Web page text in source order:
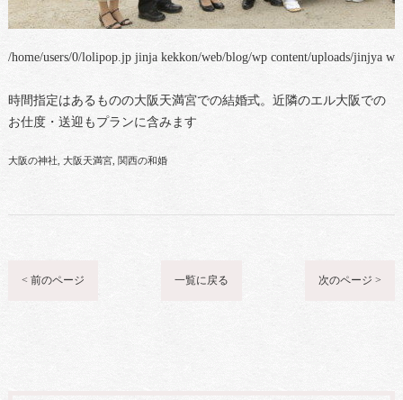
/home/users/0/lolipop.jp jinja kekkon/web/blog/wp content/uploads/jinjya
時間指定はあるものの大阪天満宮での結婚式。近隣のエル大阪での
お仕度・送迎もプランに含みます
大阪の神社 大阪天満宮 関西の和婚
< 前のページ 一覧に戻る 次のページ >